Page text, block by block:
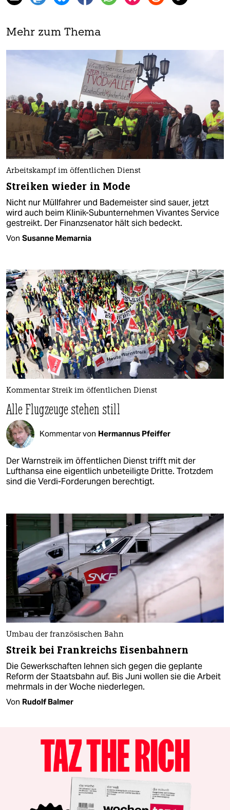
Mehr zum Thema
Arbeitskampf im öffentlichen Dienst
Streiken wieder in Mode
Nicht nur Müllfahrer und Bademeister sind sauer, jetzt
wird auch beim Klinik-Subunternehmen Vivantes Service
gestreikt. Der Finanzsenator hält sich bedeckt.
Von Susanne Memarnia
Kommentar Streik im öffentlichen Dienst
Alle Flugzeuge stehen still
Kommentar von Hermannus Pfeiffer
Der Warnstreik im öffentlichen Dienst trifft mit der
Lufthansa eine eigentlich unbeteiligte Dritte. Trotzdem
sind die Verdi-Forderungen berechtigt.
Umbau der französischen Bahn
Streik bei Frankreichs Eisenbahnern
Die Gewerkschaften lehnen sich gegen die geplante
Reform der Staatsbahn auf. Bis Juni wollen sie die Arbeit
mehrmals in der Woche niederlegen.
Von Rudolf Balmer